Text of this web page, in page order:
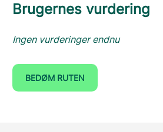
Brugernes vurdering
Ingen vurderinger endnu
BEDØM RUTEN